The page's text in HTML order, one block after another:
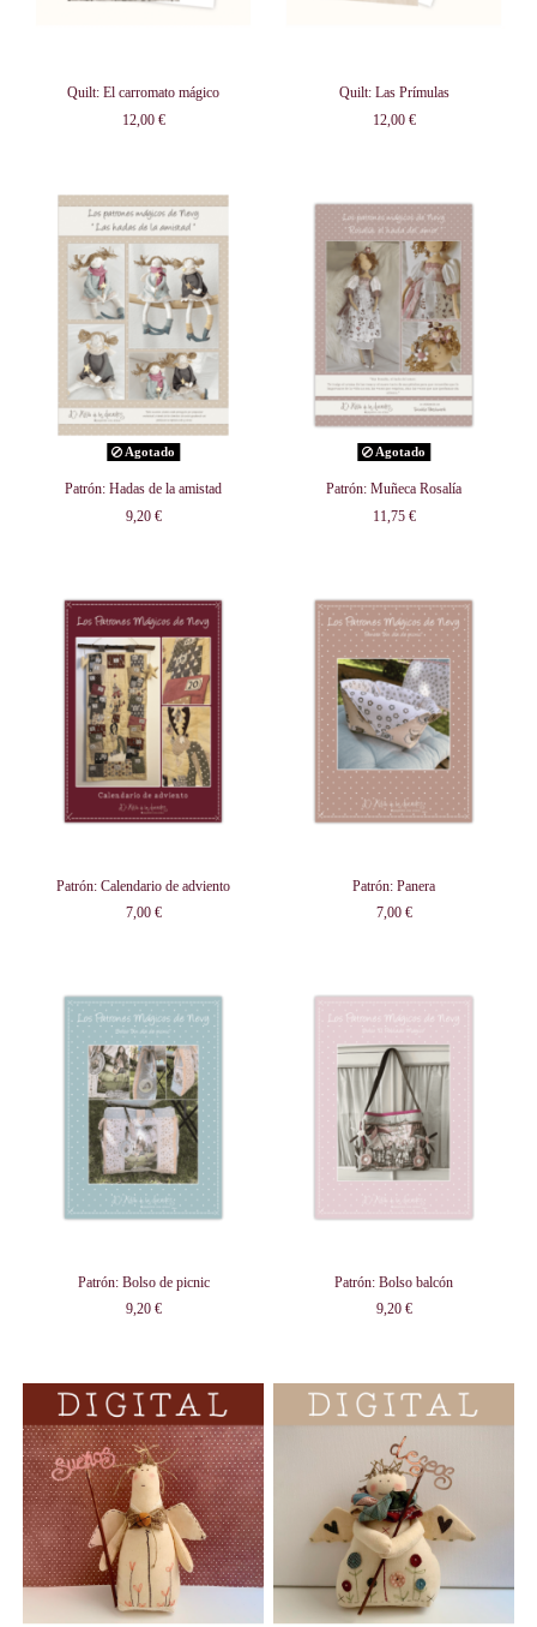
Quilt: El carromato mágico
12,00 €
Quilt: Las Prímulas
12,00 €
Agotado
Patrón: Hadas de la amistad
9,20 €
Agotado
Patrón: Muñeca Rosalía
11,75 €
Patrón: Calendario de adviento
7,00 €
Patrón: Panera
7,00 €
Patrón: Bolso de picnic
9,20 €
Patrón: Bolso balcón
9,20 €